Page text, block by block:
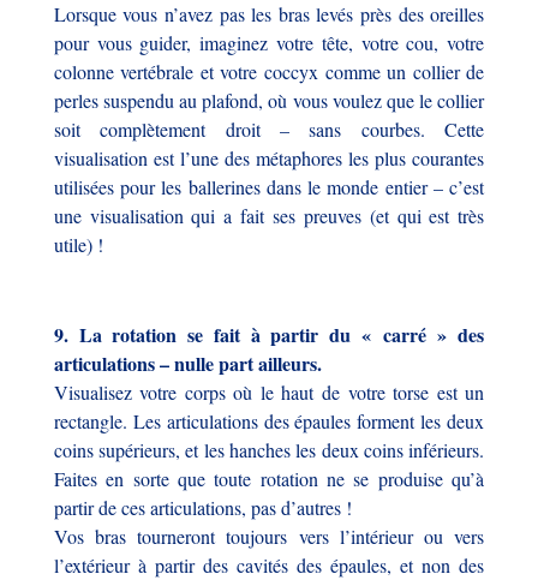
Lorsque vous n’avez pas les bras levés près des oreilles
pour vous guider, imaginez votre tête, votre cou, votre
colonne vertébrale et votre coccyx comme un collier de
perles suspendu au plafond, où vous voulez que le collier
soit complètement droit – sans courbes. Cette
visualisation est l’une des métaphores les plus courantes
utilisées pour les ballerines dans le monde entier – c’est
une visualisation qui a fait ses preuves (et qui est très
utile) !
9. La rotation se fait à partir du « carré » des
articulations – nulle part ailleurs.
Visualisez votre corps où le haut de votre torse est un
rectangle. Les articulations des épaules forment les deux
coins supérieurs, et les hanches les deux coins inférieurs.
Faites en sorte que toute rotation ne se produise qu’à
partir de ces articulations, pas d’autres !
Vos bras tourneront toujours vers l’intérieur ou vers
l’extérieur à partir des cavités des épaules, et non des